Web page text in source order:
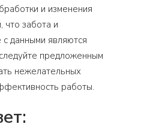
и изменения
что забота и
с данными являются
предложенным
нежелательных
работы.